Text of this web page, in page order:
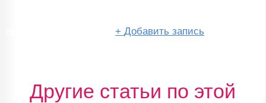
перейти в сообщество+Добавить запись
Другие статьи по этой